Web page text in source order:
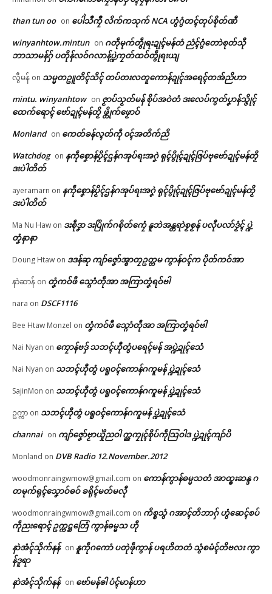
ဌာန်ပရိုၚ်ဗၠးၜးမန်
ရုဲစှ်
ပရိုၚ်လက္ကရဴအိုတ်
than tun oo on ပေါဲသဳကၠဳ လိက်ကသုက် NCA ဟွံဂွံတၚ်တုပ်စိုတ်ဏီ
winyanhtow.mintun on ဂတဵုမုက်တွဵုရးဍုၚ်မန်တံ ညံၚ်ဂွံတောဲစုတ်သီု
ဘာသာမန်ဂှ် ပတိုန်လဝ်ဂလာန်ပ္ဍဲကၠတ်ထဝ်တွဵုရးယျ
လွီမန် on သမ္မတဥူတိၚ်သိၚ် တပ်တးလတူကောန်ဍုၚ်အရေၚ်တအ်ညိဟာ
mintu. winyanhtow on ဇၟာပ်သၟတ်မန် စိုပ်အဝဲတံ ဒးလေပ်ကွတ်ပၞာန်သ္ဇိုၚ်
ထေက်ရောၚ် ဗော်ဍုၚ်မန်တၟိ ဖ္တိုက်ဖၟောဝ်
Monland on ကေတ်ခန်လ္ၚတ်ကဵု ၀ၚ်အတိက်ညိ
Watchdog on နကဵုစၞောန်ပၟိၚ်ဌန်ဂအုပ်ရးအဂၞဲ ရုၚ်ပွိုၚ်ဍုၚ်ဇြပ်ဗုဗော်ဍုၚ်မန်တၟိ
ဒးပဲါတိတ်
ayeramarn on နကဵုစၞောန်ပၟိၚ်ဌန်ဂအုပ်ရးအဂၞဲ ရုၚ်ပွိုၚ်ဍုၚ်ဇြပ်ဗုဗော်ဍုၚ်မန်တၟိ
ဒးပဲါတိတ်
Ma Nu Haw on ဒးစဵုဒၞာ ဒးပြိုက်ဂစိုတ်ကၠေံ နူဘဲအန္တရာဲစၟစၟန် ပလီုပလာ်ဒၟံၚ် ပ္ဍဲ
တၞံနာနာ
Doung Htaw on ဒဒန်ဆု ကျာ်ဇၞော်အ္စာတၠဥတ္တမ ကွာန်ဝၚ်က ပိုတ်ကဝ်အာ
နာဲဆာန် on တၞံကဝ်ဖီ သ္ဂောံတဵုအာ အကြာတၞံရဝ်ဗါ
nara on DSCF1116
Bee Htaw Monzel on တၞံကဝ်ဖီ သ္ဂောံတဵုအာ အကြာတၞံရဝ်ဗါ
Nai Nyan on ကၠောန်ဗဒှ် သဘၚ်ဟီုတွံပရေၚ်မန် အပ္ဍဲဍုၚ်သေံ
Nai Nyan on သဘၚ်ဟီုတွံ ပရူဝၚ်ကောန်ဂကူမန် ပ္ဍဲဍုၚ်သေံ
SajinMon on သဘၚ်ဟီုတွံ ပရူဝၚ်ကောန်ဂကူမန် ပ္ဍဲဍုၚ်သေံ
ဥက္ကာ on သဘၚ်ဟီုတွံ ပရူဝၚ်ကောန်ဂကူမန် ပ္ဍဲဍုၚ်သေံ
channai on ကျာ်ဇၞော်ဗၟာယှိုဲညဝါ က္ညကၠုၚ်စိုပ်ကဵုသြဝါဒ ပ္ဍဲဍုၚ်ကျာ်ပိ
Monland on DVB Radio 12.November.2012
woodmonraingwmow@gmail.com on ကောန်ကွာန်ဓမ္မသတံ အာထ္ၜးဆန္ဒ ဂ
တမုက်ရုၚ်သၞောဝ်ဓဝ် ခရိုၚ်မတ်မလီု
woodmonraingwmow@gmail.com on ကိစ္စသွံ ဂအာၚ်တိဘာဂှ် ဟွံဆေၚ်စပ်
ကဵုညးရောၚ် ဥက္ကဋ္ဌတြေံ ကွာန်ဓမ္မသ ဟီု
နာဲအံၚ်သိုက်နန် on နူကဵုဂကောံ ပတုဲဖဵုကွာန် ပရဟိတတံ သွံစမံၚ်တိဗလး ကွာ
န်ဒူရာ
နာဲအံၚ်သိုက်နန် on ဗော်မန်ၜါ ပံၚ်မာန်ဟာ